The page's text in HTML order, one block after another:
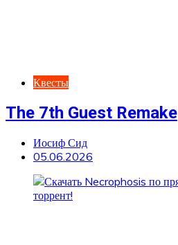
Квесты
The 7th Guest Remake
Иосиф Сид
05.06.2026